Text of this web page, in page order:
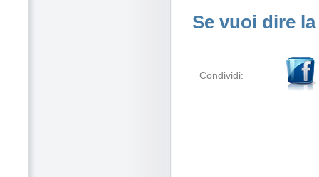
Se vuoi dire
Condividi: